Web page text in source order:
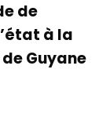
de
à la
Guyane